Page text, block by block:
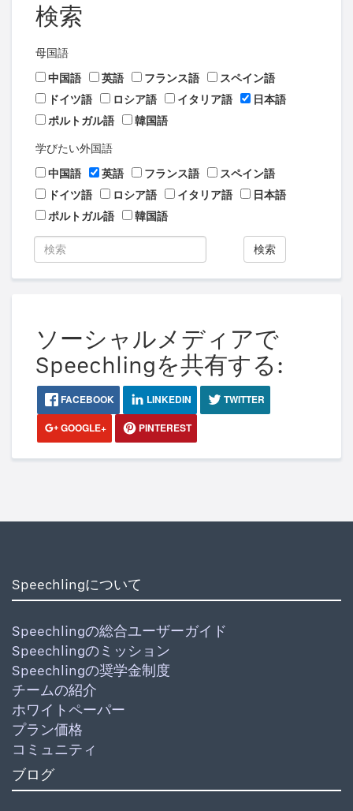
検索
母国語
中国語
英語 フランス語
スペイン語
ドイツ語
ロシア語 イタリア語
日本語
ポルトガル語
韓国語
学びたい外国語
中国語
英語 フランス語
スペイン語
ドイツ語
ロシア語 イタリア語
日本語
ポルトガル語
韓国語
検索
ソーシャルメディアで
Speechlingを共有する:
FACEBOOK LINKEDIN
TWITTER
GOOGLE+
PINTEREST
Speechlingについて
Speechlingの総合ユーザーガイド
Speechlingのミッション
Speechlingの奨学金制度
チームの紹介
ホワイトペーパー
プラン価格
コミュニティ
ブログ